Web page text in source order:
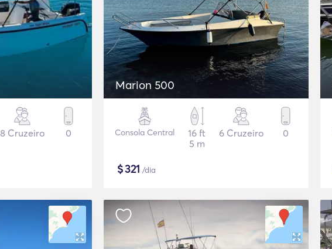
8 Cruzeiro 0
Marion 500
Consola Central
16 ft
5 m
6 Cruzeiro 0
$321 /dia